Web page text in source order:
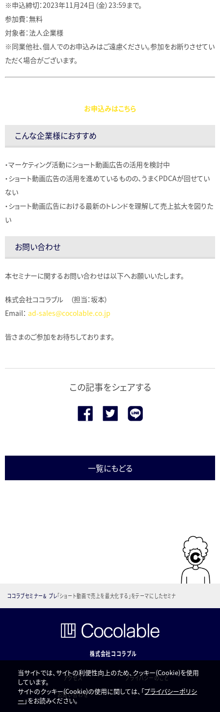
※申込締切：2023年11月24日（金）23:59まで。
参加費：無料
対象者：法人企業様
※同業他社、個人でのお申込みはご遠慮ください。参加をお断りさせてい
ただく場合がございます。
お申込みはこちら
こんな企業様におすすめ
・マーケティング活動にショート動画広告の活用を検討中
・ショート動画広告の活用を進めているものの、うまくPDCAが回せてい
ない
・ショート動画広告における最新のトレンドを理解して売上拡大を図りた
い
お問い合わせ
本セミナーに関するお問い合わせは以下へお願いいたします。
株式会社ココラブル （担当：坂本）
Email： ad-sales@cocolable.co.jp
皆さまのご参加をお待ちしております。
この記事をシェアする
一覧にもどる
ココラブセミナー& プレ「ショート動画で売上を最大化する」をテーマにしたセミナ
株式会社ココラブル
アクセス
プライバシーのこと
お問い合わせ
当サイトでは、サイトの利便性向上のため、クッキー(Cookie)を使用
しています。
サイトのクッキー(Cookie)の使用に関しては、「プライバシーポリシ
ー 」をお読みください。